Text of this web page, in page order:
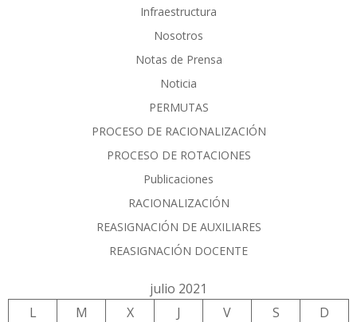
Infraestructura
Nosotros
Notas de Prensa
Noticia
PERMUTAS
PROCESO DE RACIONALIZACIÓN
PROCESO DE ROTACIONES
Publicaciones
RACIONALIZACIÓN
REASIGNACIÓN DE AUXILIARES
REASIGNACIÓN DOCENTE
julio 2021
L
M X J V S D